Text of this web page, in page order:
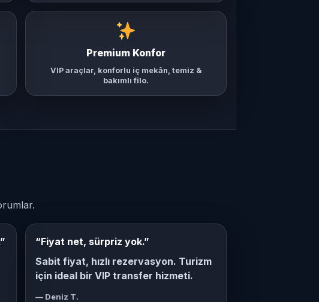
Premium Konfor
VIP araçlar, konforlu iç mekân, temiz &
bakımlı filo.
“Fiyat net, sürpriz yok.”
Sabit fiyat, hızlı rezervasyon. Turizm
için ideal bir VIP transfer hizmeti.
— Deniz T.